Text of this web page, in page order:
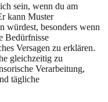
sein, wenn du am
kann Muster
würdest, besonders wenn
Bedürfnisse
Versagen zu erklären.
gleichzeitig zu
Verarbeitung,
tägliche